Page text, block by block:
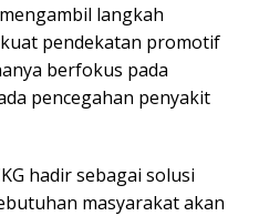
langkah
pendekatan promotif
berfokus pada
pencegahan penyakit
hadir sebagai solusi
masyarakat akan